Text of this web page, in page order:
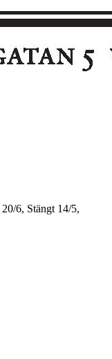
20/6, Stängt 14/5,